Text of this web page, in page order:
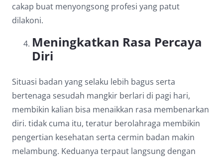
cakap buat menyongsong profesi yang patut
dilakoni.
Meningkatkan Rasa Percaya
Diri
Situasi badan yang selaku lebih bagus serta
bertenaga sesudah mangkir berlari di pagi hari,
membikin kalian bisa menaikkan rasa membenarkan
diri. tidak cuma itu, teratur berolahraga membikin
pengertian kesehatan serta cermin badan makin
melambung. Keduanya terpaut langsung dengan